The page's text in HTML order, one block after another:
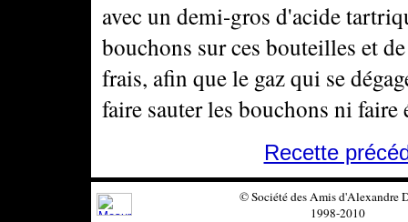
avec un demi-gros d'acide
bouchons sur ces bouteilles et
frais, afin que le gaz qui se
faire sauter les bouchons ni
Recette
© Société des Amis d'Alexandre
1998-2010